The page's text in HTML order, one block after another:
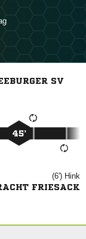
SV
45’
(6') 
FRIESACK